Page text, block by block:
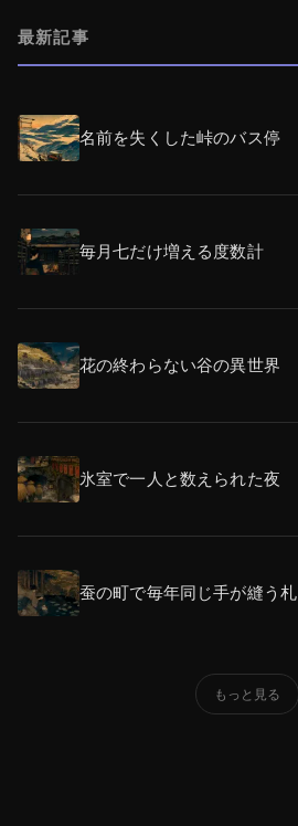
最新記事
名前を失くした峠のバス停
毎月七だけ増える度数計
花の終わらない谷の異世界
氷室で一人と数えられた夜
蚕の町で毎年同じ手が縫う札
もっと見る